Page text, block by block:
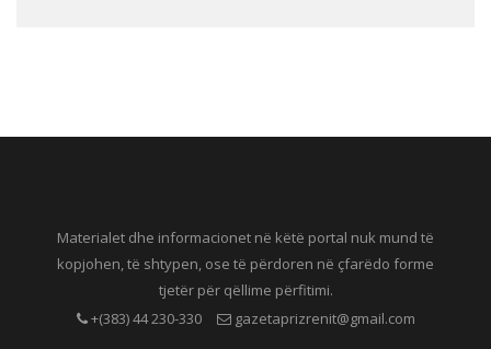
Materialet dhe informacionet në këtë portal nuk mund të
kopjohen, të shtypen, ose të përdoren në çfarëdo forme
tjetër për qëllime përfitimi.
+(383) 44 230-330
gazetaprizrenit@gmail.com